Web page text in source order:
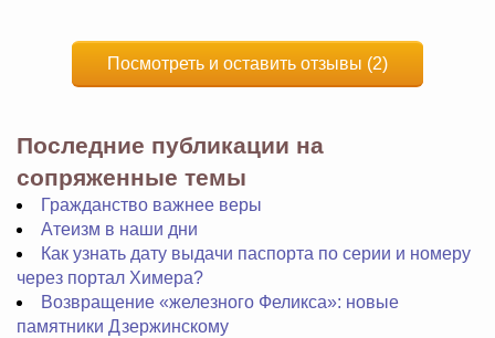
Посмотреть и оставить отзывы (2)
Последние публикации на
сопряженные темы
Гражданство важнее веры
Атеизм в наши дни
Как узнать дату выдачи паспорта по серии и номеру
через портал Химера?
Возвращение «железного Феликса»: новые
памятники Дзержинскому